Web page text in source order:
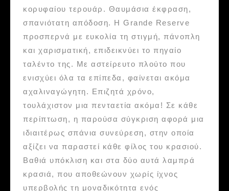
κορυφαίου τερουάρ. Θαυμάσια έκφραση,
σπανιότατη απόδοση. Η Grande Reserve
προσπερνά με ευκολία τη στιγμή, πάνοπλη
και χαρισματική, επιδεικνύει το πηγαίο
ταλέντο της. Με αστείρευτο πλούτο που
ενισχύει όλα τα επίπεδα, φαίνεται ακόμα
αχαλιναγώγητη. Επιζητά χρόνο,
τουλάχιστον μια πενταετία ακόμα! Σε κάθε
περίπτωση, η παρούσα σύγκριση αφορά μια
ιδιαιτέρως σπάνια συνεύρεση, στην οποία
αξίζει να παραστεί κάθε φίλος του κρασιού.
Βαθιά υπόκλιση και στα δύο αυτά λαμπρά
κρασιά, που αποθεώνουν χωρίς ίχνος
υπερβολής τη μοναδικότητα ενός